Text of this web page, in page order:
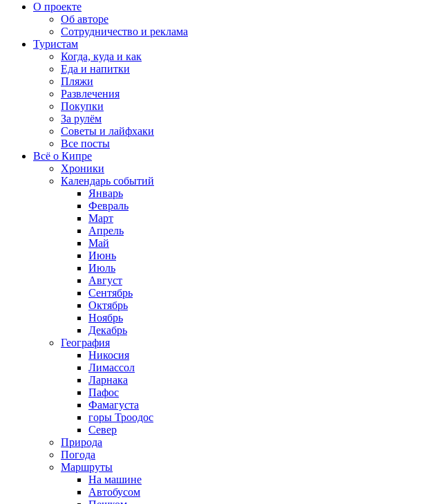
О проекте
Об авторе
Сотрудничество и реклама
Туристам
Когда, куда и как
Еда и напитки
Пляжи
Развлечения
Покупки
За рулём
Советы и лайфхаки
Все посты
Всё о Кипре
Хроники
Календарь событий
Январь
Февраль
Март
Апрель
Май
Июнь
Июль
Август
Сентябрь
Октябрь
Ноябрь
Декабрь
География
Никосия
Лимассол
Ларнака
Пафос
Фамагуста
горы Троодос
Север
Природа
Погода
Маршруты
На машине
Автобусом